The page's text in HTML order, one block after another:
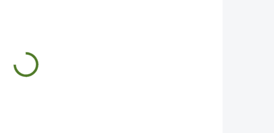
Upokojujúce, antidepresívne a uvoľňujúce.